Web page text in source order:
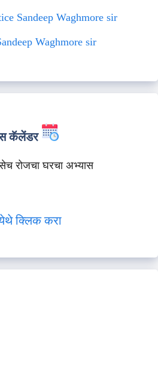
Sandeep Waghmore sir
Waghmore sir
कॅलेंडर
रोजचा घरचा अभ्यास
क्लिक करा